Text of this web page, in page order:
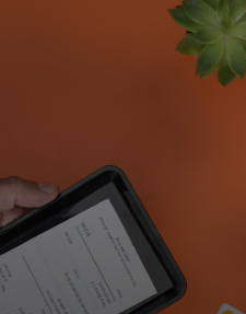
Dla świata
Dla innowatorów